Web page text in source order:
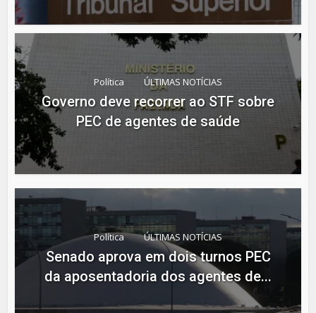
Política ÚLTIMAS NOTÍCIAS
Governo deve recorrer ao STF sobre
PEC de agentes de saúde
Política ÚLTIMAS NOTÍCIAS
Senado aprova em dois turnos PEC
da aposentadoria dos agentes de...